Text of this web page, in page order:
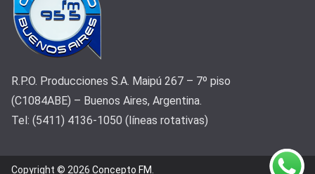
R.P.O. Producciones S.A. Maipú 267 – 7º piso
(C1084ABE) – Buenos Aires, Argentina.
Tel: (5411) 4136-1050 (líneas rotativas)
Copyright © 2026 Concepto FM